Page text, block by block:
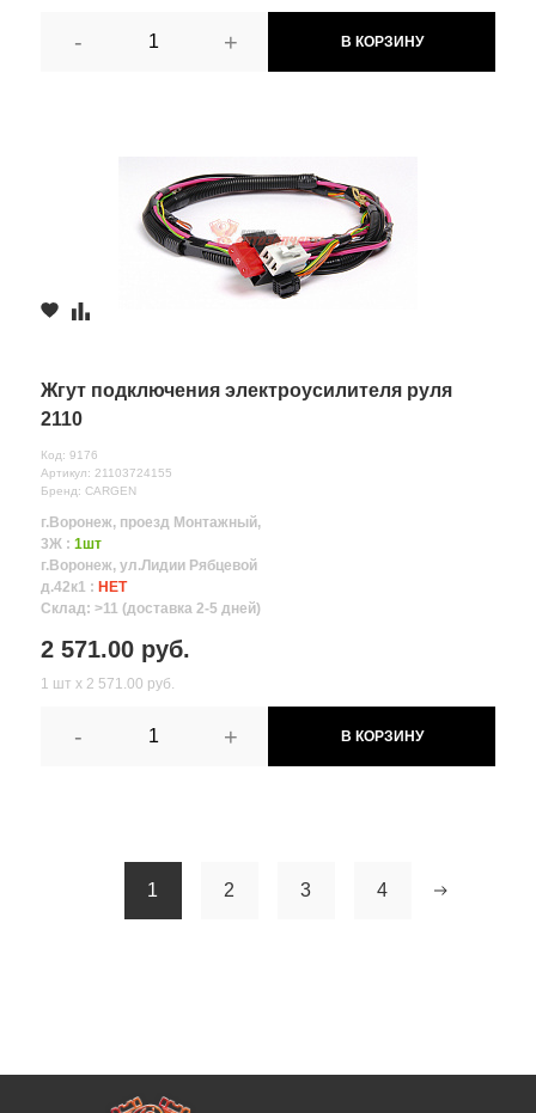
- + В КОРЗИНУ
Жгут подключения электроусилителя руля
2110
Код: 9176
Артикул: 21103724155
Бренд: CARGEN
г.Воронеж, проезд Монтажный,
3Ж : 1шт
г.Воронеж, ул.Лидии Рябцевой
д.42к1 : НЕТ
Склад: >11 (доставка 2-5 дней)
2 571.00 руб.
1 шт х 2 571.00 руб.
- + В КОРЗИНУ
1 2 3 4